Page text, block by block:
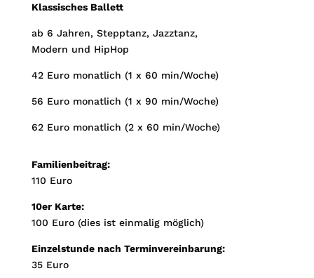
Klassisches Ballett
ab 6 Jahren, Stepptanz, Jazztanz,
Modern und HipHop
42 Euro monatlich (1 x 60 min/Woche)
56 Euro monatlich (1 x 90 min/Woche)
62 Euro monatlich (2 x 60 min/Woche)
Familienbeitrag:
110 Euro
10er Karte:
100 Euro (dies ist einmalig möglich)
Einzelstunde nach Terminvereinbarung:
35 Euro